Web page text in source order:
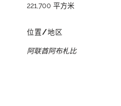
221,700 平方米
位置/地区
阿联酋阿布札比